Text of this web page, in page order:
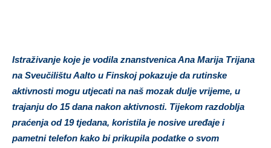
Istraživanje koje je vodila znanstvenica Ana Marija Trijana
na Sveučilištu Aalto u Finskoj pokazuje da rutinske
aktivnosti mogu utjecati na naš mozak dulje vrijeme, u
trajanju do 15 dana nakon aktivnosti. Tijekom razdoblja
praćenja od 19 tjedana, koristila je nosive uređaje i
pametni telefon kako bi prikupila podatke o svom